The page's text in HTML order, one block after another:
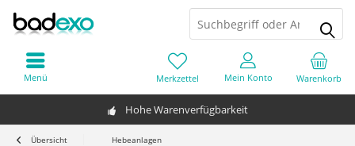
Hohe Warenverfügbarkeit
Warenkorb
Merkzettel Mein Konto
Menü
Übersicht Hebeanlagen